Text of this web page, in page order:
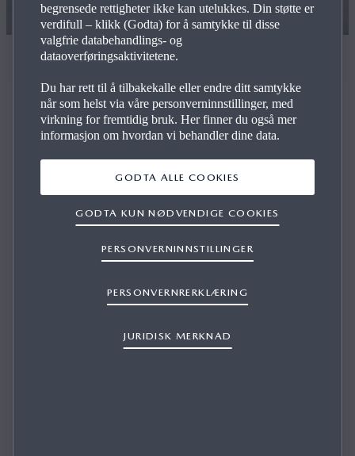
Bilansvarlig
GODE AV­TA­LER TIL­PAS­SET DEG
Vi skal hjelpe deg på veien. Det gjelder alt fra innkjøp,
finansering og bruk til forsikring og service. Vi har et
forhandlernett som dekker hele landet slik at du skal være
begrensede rettigheter ikke kan utelukkes. Din støtte er
verdifull – klikk (Godta) for å samtykke til disse
valgfrie databehandlings- og
dataoverføringsaktivitetene.
Du har rett til å tilbakekalle eller endre ditt samtykke
når som helst via våre personverninnstillinger, med
virkning for fremtidig bruk. Her finner du også mer
informasjon om hvordan vi behandler dine data.
PERSONVERNRERKLÆRING
JURIDISK MERKNAD
PERSONVERNINNSTILLINGER
GODTA KUN NØDVENDIGE COOKIES
GODTA ALLE COOKIES